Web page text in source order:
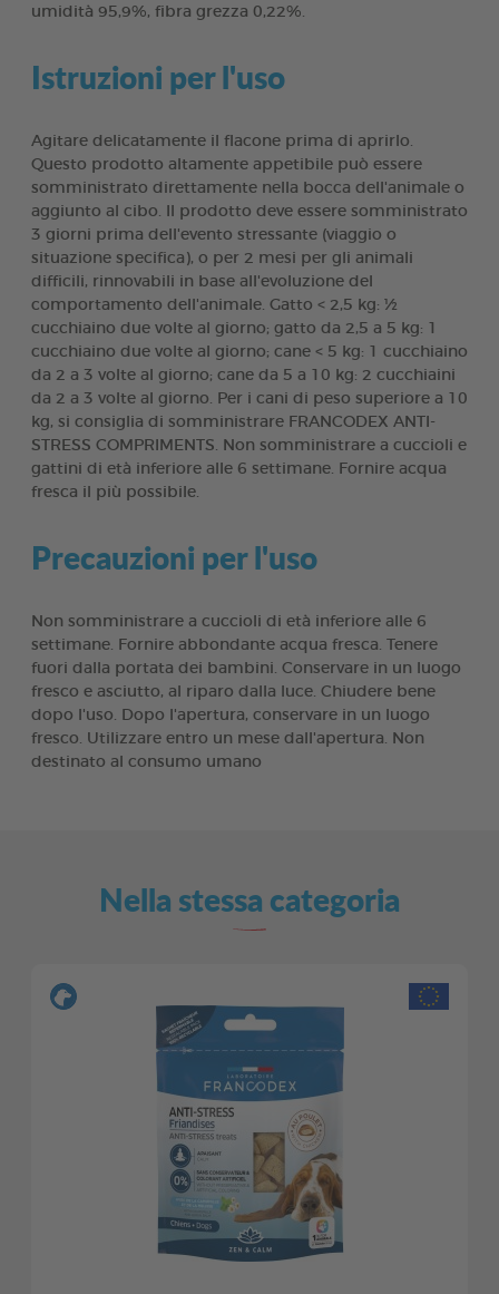
umidità 95,9%, fibra grezza 0,22%.
Istruzioni per l'uso
Agitare delicatamente il flacone prima di aprirlo.
Questo prodotto altamente appetibile può essere
somministrato direttamente nella bocca dell'animale o
aggiunto al cibo. Il prodotto deve essere somministrato
3 giorni prima dell'evento stressante (viaggio o
situazione specifica), o per 2 mesi per gli animali
difficili, rinnovabili in base all'evoluzione del
comportamento dell'animale. Gatto < 2,5 kg: ½
cucchiaino due volte al giorno; gatto da 2,5 a 5 kg: 1
cucchiaino due volte al giorno; cane < 5 kg: 1 cucchiaino
da 2 a 3 volte al giorno; cane da 5 a 10 kg: 2 cucchiaini
da 2 a 3 volte al giorno. Per i cani di peso superiore a 10
kg, si consiglia di somministrare FRANCODEX ANTI-
STRESS COMPRIMENTS. Non somministrare a cuccioli e
gattini di età inferiore alle 6 settimane. Fornire acqua
fresca il più possibile.
Precauzioni per l'uso
Non somministrare a cuccioli di età inferiore alle 6
settimane. Fornire abbondante acqua fresca. Tenere
fuori dalla portata dei bambini. Conservare in un luogo
fresco e asciutto, al riparo dalla luce. Chiudere bene
dopo l'uso. Dopo l'apertura, conservare in un luogo
fresco. Utilizzare entro un mese dall'apertura. Non
destinato al consumo umano
Nella stessa categoria